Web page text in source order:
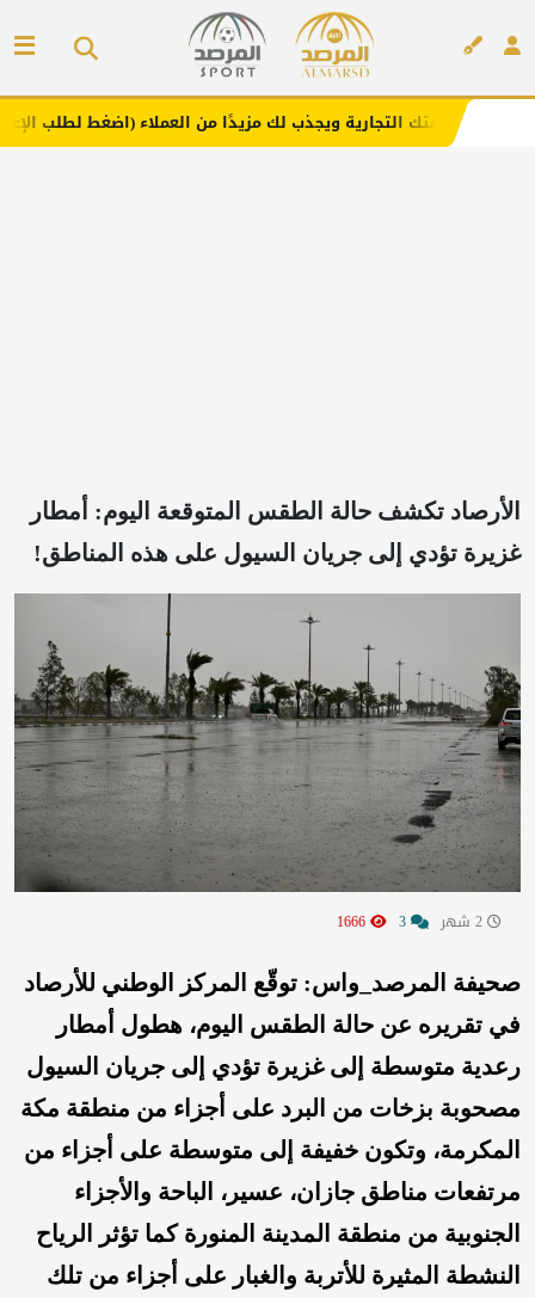
ويجذب لك مزيدًا من العملاء (اضغط لطلب الإعلان)
الأرصاد تكشف حالة الطقس المتوقعة اليوم: أمطار
غزيرة تؤدي إلى جريان السيول على هذه المناطق!
صحيفة المرصد_واس: توقّع المركز الوطني للأرصاد
في تقريره عن حالة الطقس اليوم، هطول أمطار
رعدية متوسطة إلى غزيرة تؤدي إلى جريان السيول
مصحوبة بزخات من البرد على أجزاء من منطقة مكة
المكرمة، وتكون خفيفة إلى متوسطة على أجزاء من
مرتفعات مناطق جازان، عسير، الباحة والأجزاء
الجنوبية من منطقة المدينة المنورة كما تؤثر الرياح
النشطة المثيرة للأتربة والغبار على أجزاء من تلك